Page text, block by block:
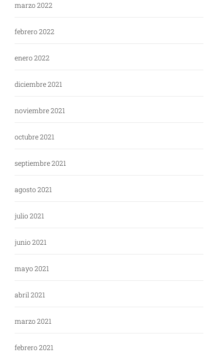
marzo 2022
febrero 2022
enero 2022
diciembre 2021
noviembre 2021
octubre 2021
septiembre 2021
agosto 2021
julio 2021
junio 2021
mayo 2021
abril 2021
marzo 2021
febrero 2021